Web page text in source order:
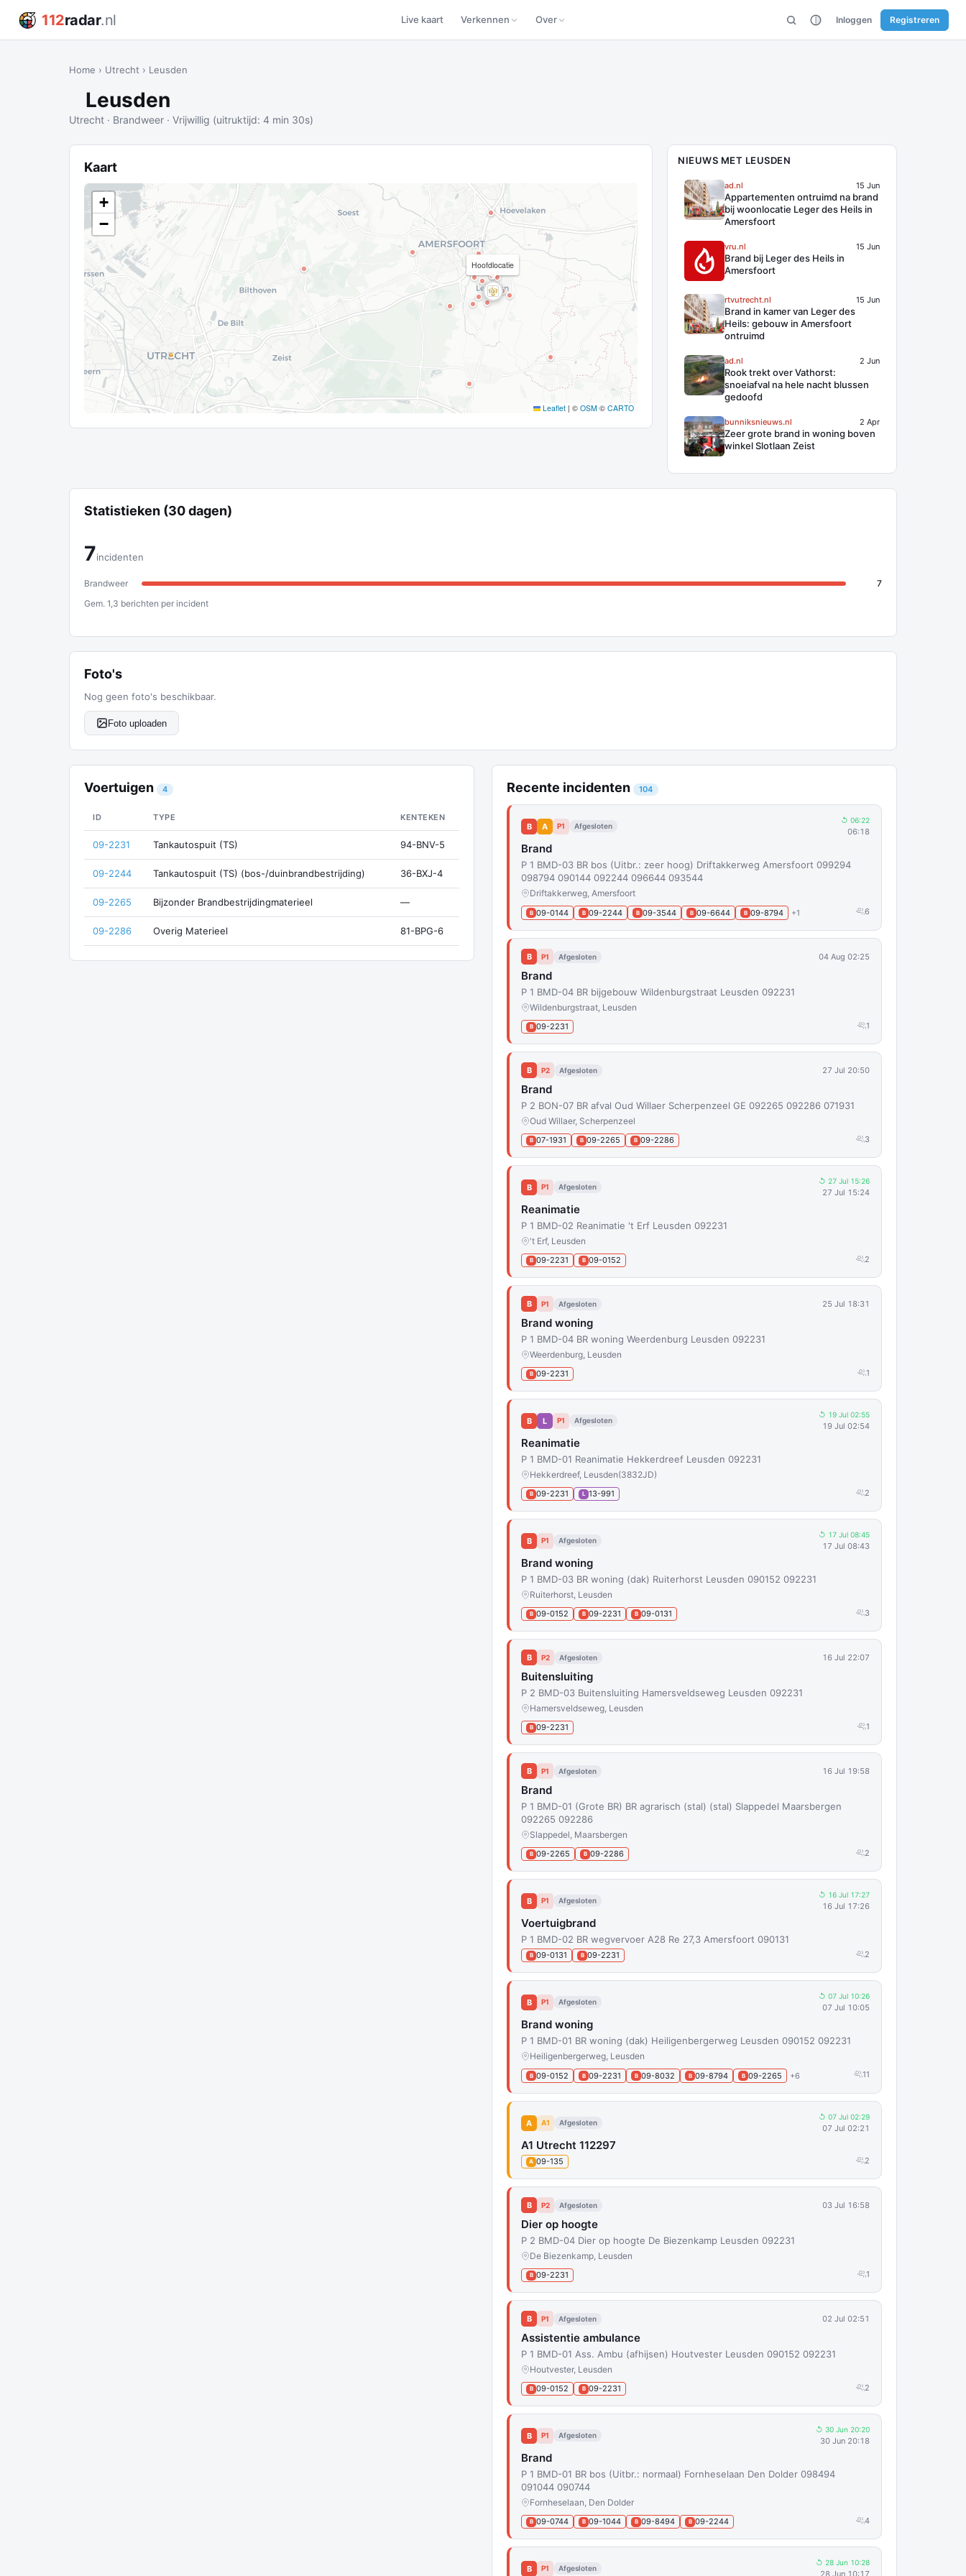
112radar.nl Live kaart Verkennen Over Inloggen Registreren
Home › Utrecht › Leusden
Leusden
Utrecht · Brandweer · Vrijwillig (uitruktijd: 4 min 30s)
Kaart
Hoofdlocatie
+
−
Leaflet | © OSM © CARTO
NIEUWS MET LEUSDEN
ad.nl 15 Jun
Appartementen ontruimd na brand
bij woonlocatie Leger des Heils in
Amersfoort
vru.nl 15 Jun
Brand bij Leger des Heils in
Amersfoort
rtvutrecht.nl 15 Jun
Brand in kamer van Leger des
Heils: gebouw in Amersfoort
ontruimd
ad.nl 2 Jun
Rook trekt over Vathorst:
snoeiafval na hele nacht blussen
gedoofd
bunniksnieuws.nl 2 Apr
Zeer grote brand in woning boven
winkel Slotlaan Zeist
Statistieken (30 dagen)
7incidenten
Brandweer
7
Gem. 1,3 berichten per incident
Foto's
Nog geen foto's beschikbaar.
Foto uploaden
Voertuigen 4
ID TYPE KENTEKEN
09-2231 Tankautospuit (TS) 94-BNV-5
09-2244 Tankautospuit (TS) (bos-/duinbrandbestrijding) 36-BXJ-4
09-2265 Bijzonder Brandbestrijdingmaterieel —
09-2286 Overig Materieel 81-BPG-6
Recente incidenten 104
B A P1 Afgesloten
↺ 06:22
06:18
Brand
P 1 BMD-03 BR bos (Uitbr.: zeer hoog) Driftakkerweg Amersfoort 099294
098794 090144 092244 096644 093544
Driftakkerweg, Amersfoort
B 09-0144 B 09-2244 B 09-3544 B 09-6644 B 09-8794 +1 6
B P1 Afgesloten 04 Aug 02:25
Brand
P 1 BMD-04 BR bijgebouw Wildenburgstraat Leusden 092231
Wildenburgstraat, Leusden
B 09-2231 1
B P2 Afgesloten 27 Jul 20:50
Brand
P 2 BON-07 BR afval Oud Willaer Scherpenzeel GE 092265 092286 071931
Oud Willaer, Scherpenzeel
B 07-1931 B 09-2265 B 09-2286 3
B P1 Afgesloten
↺ 27 Jul 15:26
27 Jul 15:24
Reanimatie
P 1 BMD-02 Reanimatie 't Erf Leusden 092231
't Erf, Leusden
B 09-2231 B 09-0152 2
B P1 Afgesloten 25 Jul 18:31
Brand woning
P 1 BMD-04 BR woning Weerdenburg Leusden 092231
Weerdenburg, Leusden
B 09-2231 1
B L P1 Afgesloten
↺ 19 Jul 02:55
19 Jul 02:54
Reanimatie
P 1 BMD-01 Reanimatie Hekkerdreef Leusden 092231
Hekkerdreef, Leusden(3832JD)
B 09-2231 L 13-991 2
B P1 Afgesloten
↺ 17 Jul 08:45
17 Jul 08:43
Brand woning
P 1 BMD-03 BR woning (dak) Ruiterhorst Leusden 090152 092231
Ruiterhorst, Leusden
B 09-0152 B 09-2231 B 09-0131 3
B P2 Afgesloten 16 Jul 22:07
Buitensluiting
P 2 BMD-03 Buitensluiting Hamersveldseweg Leusden 092231
Hamersveldseweg, Leusden
B 09-2231 1
B P1 Afgesloten 16 Jul 19:58
Brand
P 1 BMD-01 (Grote BR) BR agrarisch (stal) (stal) Slappedel Maarsbergen
092265 092286
Slappedel, Maarsbergen
B 09-2265 B 09-2286 2
B P1 Afgesloten
↺ 16 Jul 17:27
16 Jul 17:26
Voertuigbrand
P 1 BMD-02 BR wegvervoer A28 Re 27,3 Amersfoort 090131
B 09-0131 B 09-2231 2
B P1 Afgesloten
↺ 07 Jul 10:26
07 Jul 10:05
Brand woning
P 1 BMD-01 BR woning (dak) Heiligenbergerweg Leusden 090152 092231
Heiligenbergerweg, Leusden
B 09-0152 B 09-2231 B 09-8032 B 09-8794 B 09-2265 +6 11
A A1 Afgesloten
↺ 07 Jul 02:29
07 Jul 02:21
A1 Utrecht 112297
A 09-135 2
B P2 Afgesloten 03 Jul 16:58
Dier op hoogte
P 2 BMD-04 Dier op hoogte De Biezenkamp Leusden 092231
De Biezenkamp, Leusden
B 09-2231 1
B P1 Afgesloten 02 Jul 02:51
Assistentie ambulance
P 1 BMD-01 Ass. Ambu (afhijsen) Houtvester Leusden 090152 092231
Houtvester, Leusden
B 09-0152 B 09-2231 2
B P1 Afgesloten
↺ 30 Jun 20:20
30 Jun 20:18
Brand
P 1 BMD-01 BR bos (Uitbr.: normaal) Fornheselaan Den Dolder 098494
091044 090744
Fornheselaan, Den Dolder
B 09-0744 B 09-1044 B 09-8494 B 09-2244 4
B P1 Afgesloten
↺ 28 Jun 10:28
28 Jun 10:17